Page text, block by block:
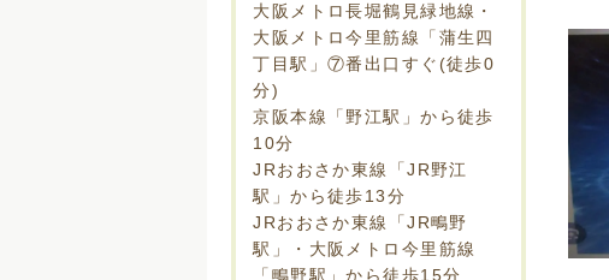
大阪メトロ長堀鶴見緑地線・
大阪メトロ今里筋線「蒲生四
丁目駅」⑦番出口すぐ(徒歩0
分)
京阪本線「野江駅」から徒歩
10分
JRおおさか東線「JR野江
駅」から徒歩13分
JRおおさか東線「JR鴫野
駅」・大阪メトロ今里筋線
「鴫野駅」から徒歩15分